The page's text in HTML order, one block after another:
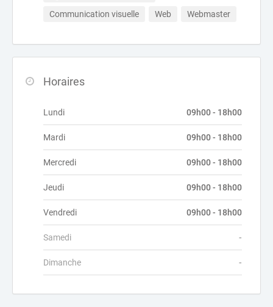
Communication visuelle
Web Webmaster
Horaires
Lundi 09h00 - 18h00
Mardi 09h00 - 18h00
Mercredi 09h00 - 18h00
Jeudi 09h00 - 18h00
Vendredi 09h00 - 18h00
Samedi -
Dimanche -